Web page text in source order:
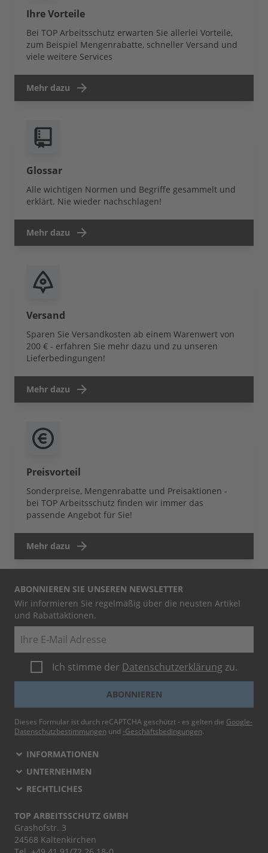
Ihre Vorteile
Bei TOP Arbeitsschutz erwarten Sie allerlei Vorteile,
zum Beispiel Mengenrabatte, schneller Versand und
viele weitere Services
Mehr dazu
Glossar
Alle wichtigen Normen und Begriffe gesammelt und
erklärt. Nie wieder nachschlagen!
Mehr dazu
Versand
Sparen Sie Versandkosten ab einem Warenwert von
200 € - erfahren Sie mehr dazu und zu unseren
Lieferbedingungen!
Mehr dazu
Preisvorteil
Sonderpreise, Mengenrabatte und Preisaktionen -
bei TOP Arbeitsschutz finden wir immer das
passende Angebot für Sie!
Mehr dazu
ABONNIEREN SIE UNSEREN NEWSLETTER
Wir informieren Sie regelmäßig über die neusten Artikel
und Rabattaktionen.
Ich stimme der Datenschutzerklärung zu.
ABONNIEREN
Dieses Formular ist durch reCAPTCHA geschützt - es gelten die Google-
Datenschutzbestimmungen und -Geschäftsbedingungen.
INFORMATIONEN
UNTERNEHMEN
RECHTLICHES
TOP ARBEITSSCHUTZ GMBH
Grashofstr. 3
24568 Kaltenkirchen